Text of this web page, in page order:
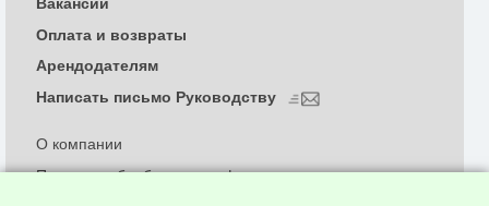
О компании
Политика обработки и конфиденциальности
Оплата и возвраты
Арендодателям
Написать письмо Руководству